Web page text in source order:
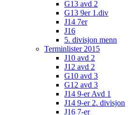
G13 avd 2
G13 9er 1.div
J14 7er
J16
5. divisjon menn
Terminlister 2015
J10 avd 2
J12 avd 2
G10 avd 3
G12 avd 3
J14 9-er Avd 1
J14 9-er 2. divisjon
J16 7-er